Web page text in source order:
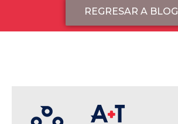
REGRESAR A BLOG